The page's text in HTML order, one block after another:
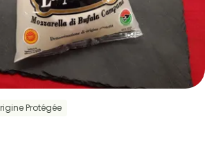
Protégée